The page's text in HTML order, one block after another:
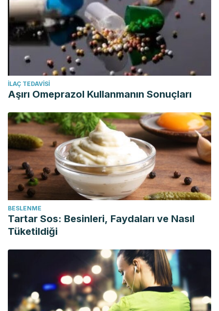
İLAÇ TEDAVISI
Aşırı Omeprazol Kullanmanın Sonuçları
BESLENME
Tartar Sos: Besinleri, Faydaları ve Nasıl
Tüketildiği